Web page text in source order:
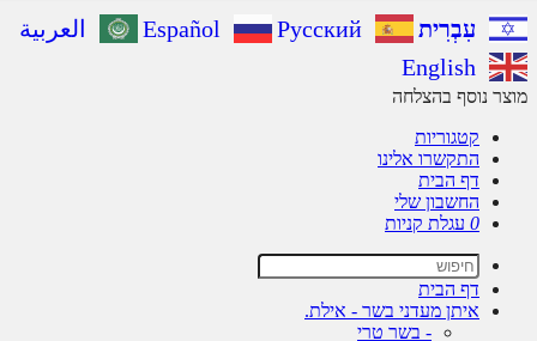
עִבְרִית Español Русский
العربية
English
נוסף בהצלחה
קטגוריות
התקשרו אלינו
דף הבית
החשבון שלי
עגלת קניות
דף הבית
איתן מעדני בשר - אילת.
- בשר טרי